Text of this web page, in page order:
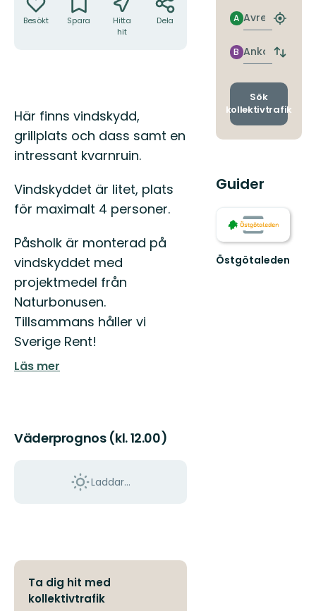
Besökt Spara
Hitta
hit
Dela
Beskrivning
Här finns vindskydd,
grillplats och dass samt en
intressant kvarnruin.
Vindskyddet är litet, plats
för maximalt 4 personer.
Påsholk är monterad på
vindskyddet med
projektmedel från
Naturbonusen.
Tillsammans håller vi
Sverige Rent!
Läs mer
Väderprognos (kl. 12.00)
Laddar...
Ta dig hit med
kollektivtrafik
Avresa
A
Hitta
Ankomst
B
Byt
och
Sök
kollektivtrafik
Guider
Östgötaleden